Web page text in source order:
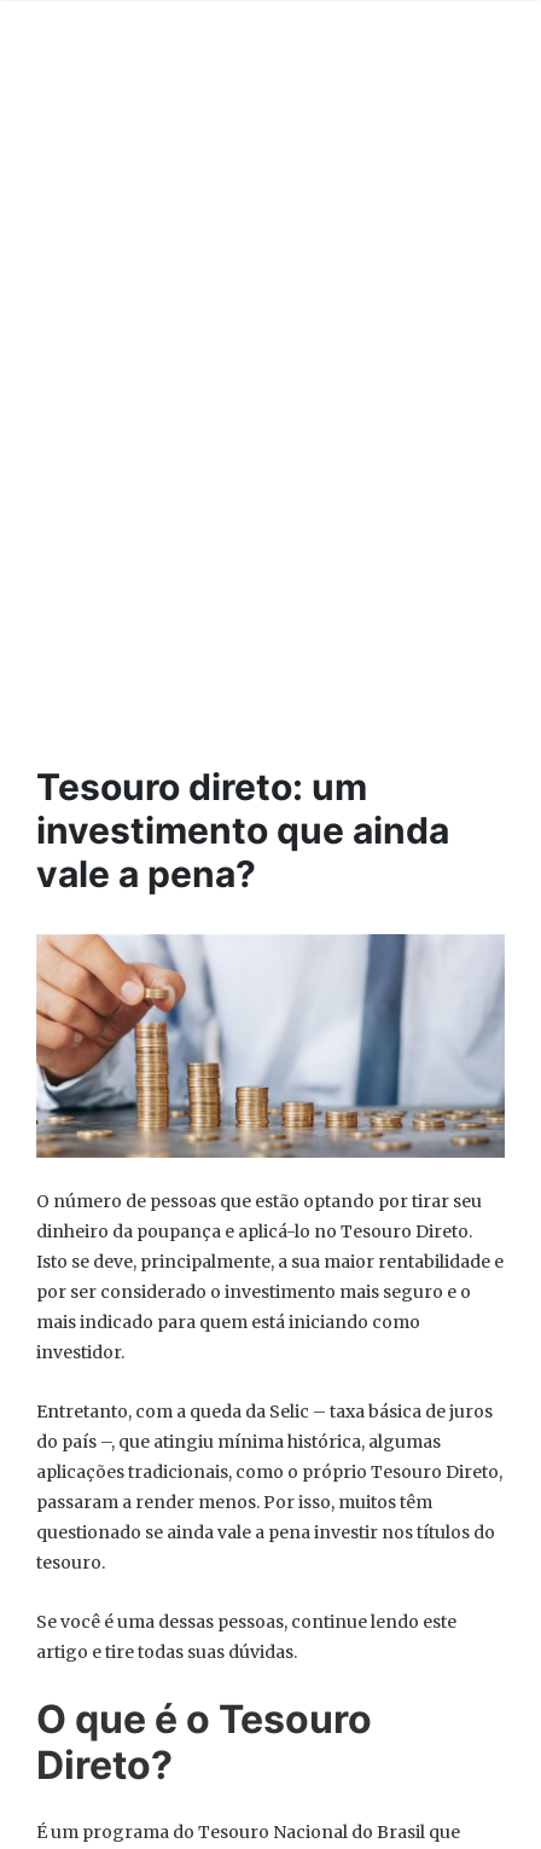
Tesouro direto: um
investimento que ainda
vale a pena?
O número de pessoas que estão optando por tirar seu
dinheiro da poupança e aplicá-lo no Tesouro Direto.
Isto se deve, principalmente, a sua maior rentabilidade e
por ser considerado o investimento mais seguro e o
mais indicado para quem está iniciando como
investidor.
Entretanto, com a queda da Selic – taxa básica de juros
do país –, que atingiu mínima histórica, algumas
aplicações tradicionais, como o próprio Tesouro Direto,
passaram a render menos. Por isso, muitos têm
questionado se ainda vale a pena investir nos títulos do
tesouro.
Se você é uma dessas pessoas, continue lendo este
artigo e tire todas suas dúvidas.
O que é o Tesouro
Direto?
É um programa do Tesouro Nacional do Brasil que